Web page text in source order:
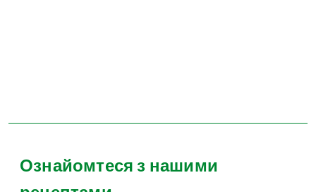
Ознайомтеся з нашими